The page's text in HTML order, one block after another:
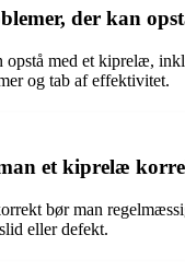
der kan
med et kiprelæ,
og tab af effektivitet.
et kiprelæ
bør man
eller defekt.